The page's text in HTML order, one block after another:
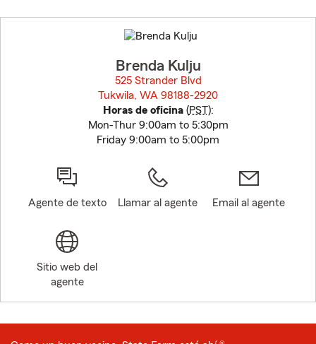
to
before
Brenda Kulju
525 Strander Blvd
Tukwila, WA 98188-2920
Horas de oficina(PST):
Mon-Thur 9:00am to 5:30pm
Friday 9:00am to 5:00pm
Agente de texto Llamar al agente Email al agente
Sitio web del
agente